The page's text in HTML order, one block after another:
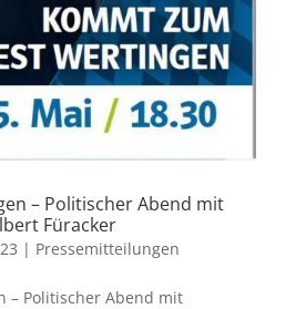
– Politischer Abend mit
Füracker
| Pressemitteilungen
– Politischer Abend mit